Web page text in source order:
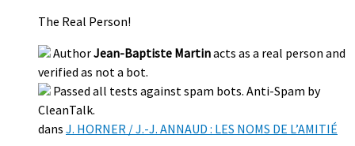
The Real Person!
AuthorJean-Baptiste Martinacts as a real person and
verified as not a bot.
Passed all tests against spam bots. Anti-Spam by
CleanTalk.
dans J. HORNER / J.-J. ANNAUD : LES NOMS DE L’AMITIÉ